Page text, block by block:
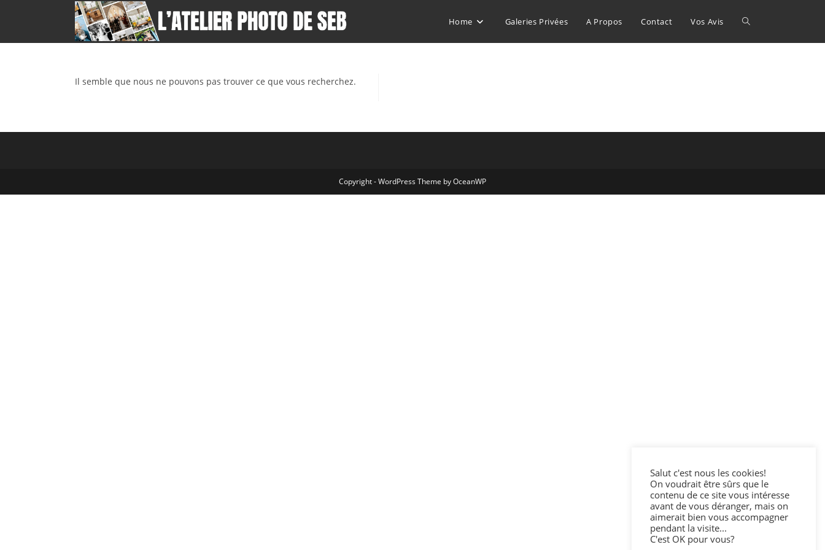
Home Galeries Privées A Propos Contact Vos Avis Toggle
Il semble que nous ne pouvons pas trouver ce que vous recherchez.
Copyright - WordPress Theme by OceanWP
Salut c'est nous les cookies!
On voudrait être sûrs que le
contenu de ce site vous intéresse
avant de vous déranger, mais on
aimerait bien vous accompagner
pendant la visite...
C'est OK pour vous?